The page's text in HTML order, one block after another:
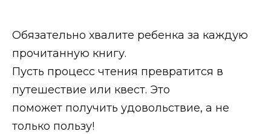
Обязательно хвалите ребенка за каждую
прочитанную книгу.
Пусть процесс чтения превратится в
путешествие или квест. Это
поможет получить удовольствие, а не
только пользу!